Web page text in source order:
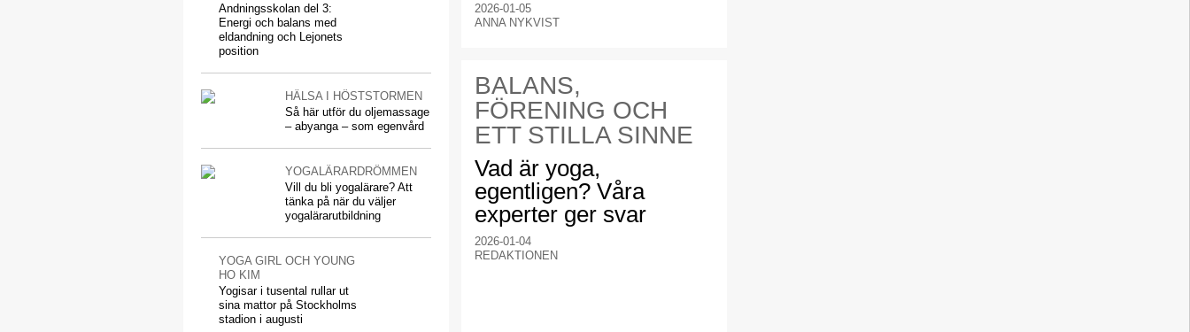
Andningsskolan del 3:
Energi och balans med
eldandning och Lejonets
position
HÄLSA I HÖSTSTORMEN
Så här utför du oljemassage
– abyanga – som egenvård
YOGALÄRARDRÖMMEN
Vill du bli yogalärare? Att
tänka på när du väljer
yogalärarutbildning
YOGA GIRL OCH YOUNG
HO KIM
Yogisar i tusental rullar ut
sina mattor på Stockholms
stadion i augusti
2026-01-05
ANNA NYKVIST
BALANS,
FÖRENING OCH
ETT STILLA SINNE
Vad är yoga,
egentligen? Våra
experter ger svar
2026-01-04
REDAKTIONEN